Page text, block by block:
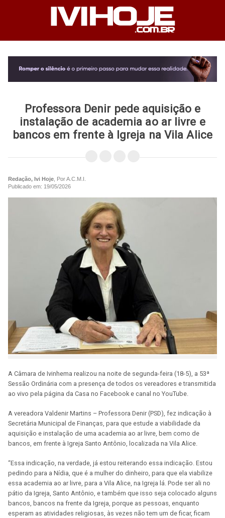
Professora Denir pede aquisição e
instalação de academia ao ar livre e
bancos em frente à Igreja na Vila Alice
Redação, Ivi Hoje , Por A.C.M.I.
Publicado em: 19/05/2026
A Câmara de Ivinhema realizou na noite de segunda-feira (18-5), a 53ª
Sessão Ordinária com a presença de todos os vereadores e transmitida
ao vivo pela página da Casa no Facebook e canal no YouTube.
A vereadora Valdenir Martins – Professora Denir (PSD), fez indicação à
Secretária Municipal de Finanças, para que estude a viabilidade da
aquisição e instalação de uma academia ao ar livre, bem como de
bancos, em frente à Igreja Santo Antônio, localizada na Vila Alice.
“Essa indicação, na verdade, já estou reiterando essa indicação. Estou
pedindo para a Nídia, que é a mulher do dinheiro, para que ela viabilize
essa academia ao ar livre, para a Vila Alice, na Igreja lá. Pode ser ali no
pátio da Igreja, Santo Antônio, e também que isso seja colocado alguns
bancos, bancos na frente da Igreja, porque as pessoas, enquanto
esperam as atividades religiosas, às vezes não tem um de ficar, ficam